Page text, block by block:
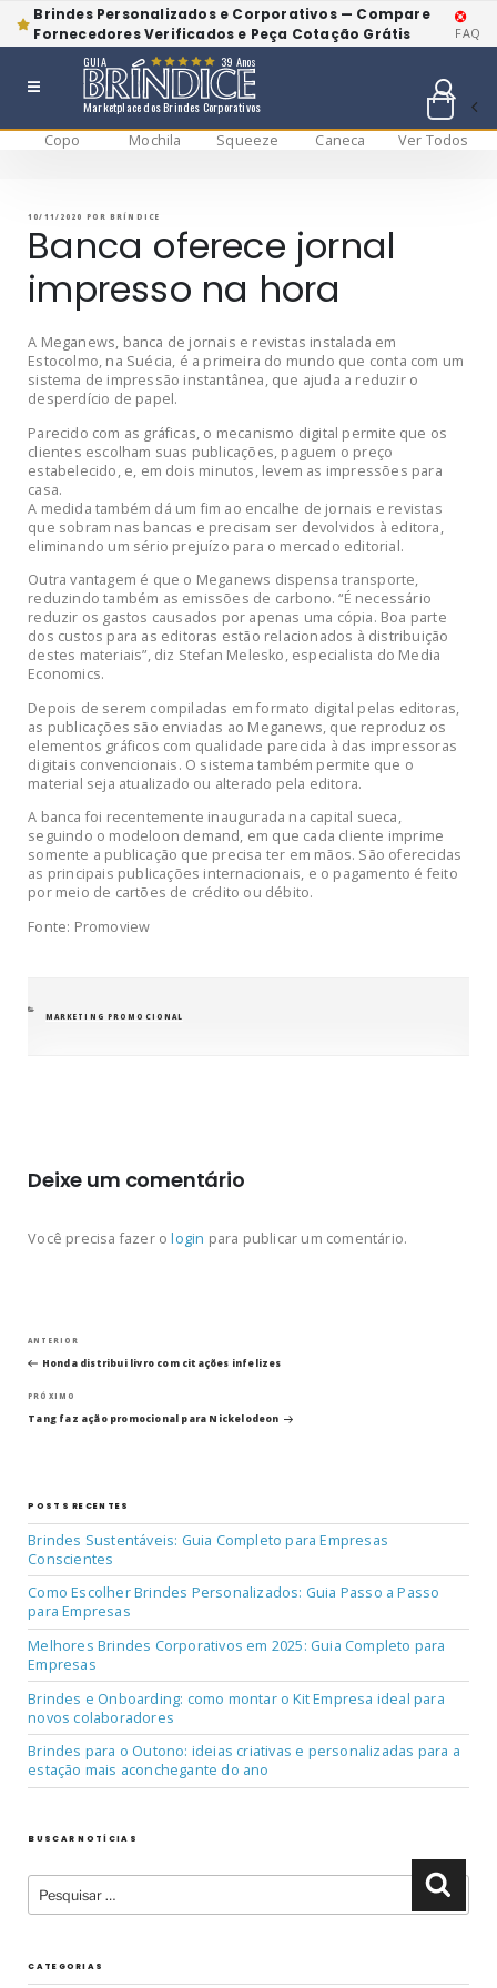
Brindes Personalizados e Corporativos — Compare
Fornecedores Verificados e Peça Cotação Grátis
FAQ
Marketplace dos Brindes Corporativos
GUIA 39 Anos
Copo Mochila Squeeze Caneca
Ver Todos
conteúdo
PUBLICADO
10/11/2020 PORBRÍNDICE
Banca oferece jornal
impresso na hora
A Meganews, banca de jornais e revistas instalada em
Estocolmo, na Suécia, é a primeira do mundo que conta com um
sistema de impressão instantânea, que ajuda a reduzir o
desperdício de papel.
Parecido com as gráficas, o mecanismo digital permite que os
clientes escolham suas publicações, paguem o preço
estabelecido, e, em dois minutos, levem as impressões para
casa.
A medida também dá um fim ao encalhe de jornais e revistas
que sobram nas bancas e precisam ser devolvidos à editora,
eliminando um sério prejuízo para o mercado editorial.
Outra vantagem é que o Meganews dispensa transporte,
reduzindo também as emissões de carbono. “É necessário
reduzir os gastos causados por apenas uma cópia. Boa parte
dos custos para as editoras estão relacionados à distribuição
destes materiais”, diz Stefan Melesko, especialista do Media
Economics.
Depois de serem compiladas em formato digital pelas editoras,
as publicações são enviadas ao Meganews, que reproduz os
elementos gráficos com qualidade parecida à das impressoras
digitais convencionais. O sistema também permite que o
material seja atualizado ou alterado pela editora.
A banca foi recentemente inaugurada na capital sueca,
seguindo o modeloon demand, em que cada cliente imprime
somente a publicação que precisa ter em mãos. São oferecidas
as principais publicações internacionais, e o pagamento é feito
por meio de cartões de crédito ou débito.
Fonte: Promoview
CATEGORIAS
MARKETING PROMOCIONAL
Deixe um comentário
Você precisa fazer ologin para publicar um comentário.
Navegação
de
Post
Post
anterior
ANTERIOR
Honda distribui livro com citações infelizes
Próximo
post
PRÓXIMO
Tang faz ação promocional para Nickelodeon
POSTS RECENTES
Brindes Sustentáveis: Guia Completo para Empresas
Conscientes
Como Escolher Brindes Personalizados: Guia Passo a Passo
para Empresas
Melhores Brindes Corporativos em 2025: Guia Completo para
Empresas
Brindes e Onboarding: como montar o Kit Empresa ideal para
novos colaboradores
Brindes para o Outono: ideias criativas e personalizadas para a
estação mais aconchegante do ano
BUSCAR NOTÍCIAS
CATEGORIAS